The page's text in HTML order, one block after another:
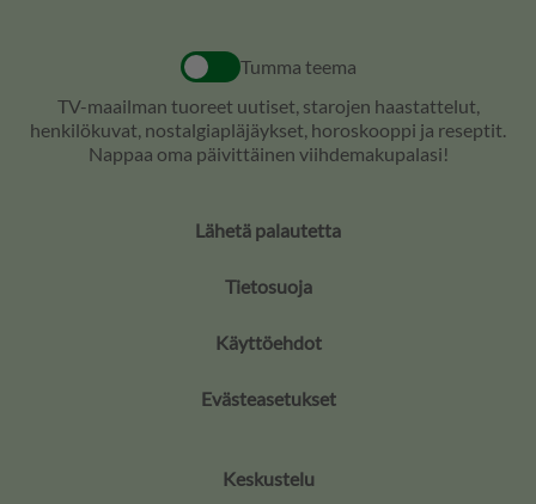
Tumma teema
TV-maailman tuoreet uutiset, starojen haastattelut,
henkilökuvat, nostalgiapläjäykset, horoskooppi ja reseptit.
Nappaa oma päivittäinen viihdemakupalasi!
Lähetä palautetta
Tietosuoja
Käyttöehdot
Evästeasetukset
Keskustelu